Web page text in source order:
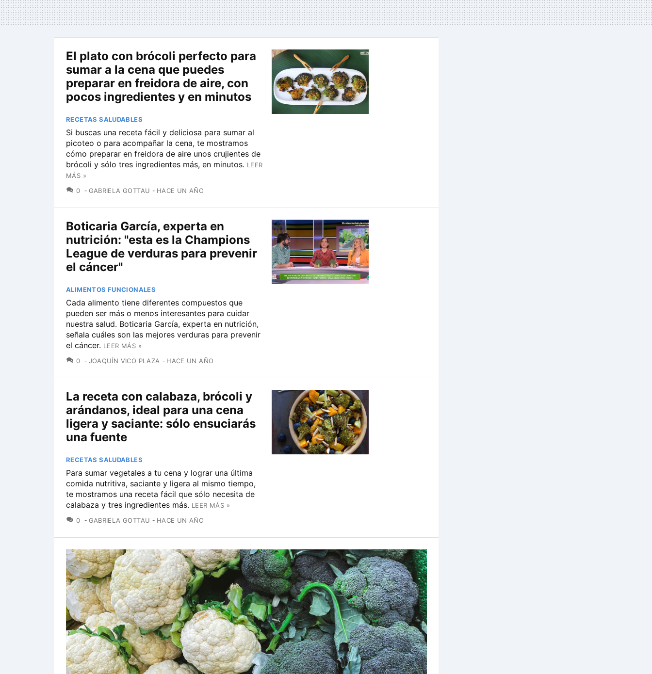
El plato con brócoli perfecto para
sumar a la cena que puedes
preparar en freidora de aire, con
pocos ingredientes y en minutos
RECETAS SALUDABLES
Si buscas una receta fácil y deliciosa para sumar al
picoteo o para acompañar la cena, te mostramos
cómo preparar en freidora de aire unos crujientes de
brócoli y sólo tres ingredientes más, en minutos. LEER
MÁS »
0 COMENTARIOS
GABRIELA GOTTAU HACE UN AÑO
Boticaria García, experta en
nutrición: "esta es la Champions
League de verduras para prevenir
el cáncer"
ALIMENTOS FUNCIONALES
Cada alimento tiene diferentes compuestos que
pueden ser más o menos interesantes para cuidar
nuestra salud. Boticaria García, experta en nutrición,
señala cuáles son las mejores verduras para prevenir
el cáncer. LEER MÁS »
0 COMENTARIOS
JOAQUÍN VICO PLAZA HACE UN AÑO
La receta con calabaza, brócoli y
arándanos, ideal para una cena
ligera y saciante: sólo ensuciarás
una fuente
RECETAS SALUDABLES
Para sumar vegetales a tu cena y lograr una última
comida nutritiva, saciante y ligera al mismo tiempo,
te mostramos una receta fácil que sólo necesita de
calabaza y tres ingredientes más. LEER MÁS »
0 COMENTARIOS
GABRIELA GOTTAU HACE UN AÑO